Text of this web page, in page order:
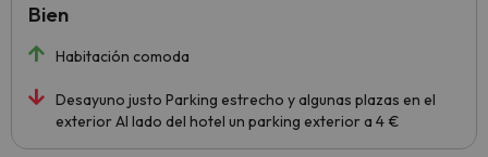
Habitación comoda
Desayuno justo Parking estrecho y algunas plazas en el
exterior Al lado del hotel un parking exterior a 4 €
Bien